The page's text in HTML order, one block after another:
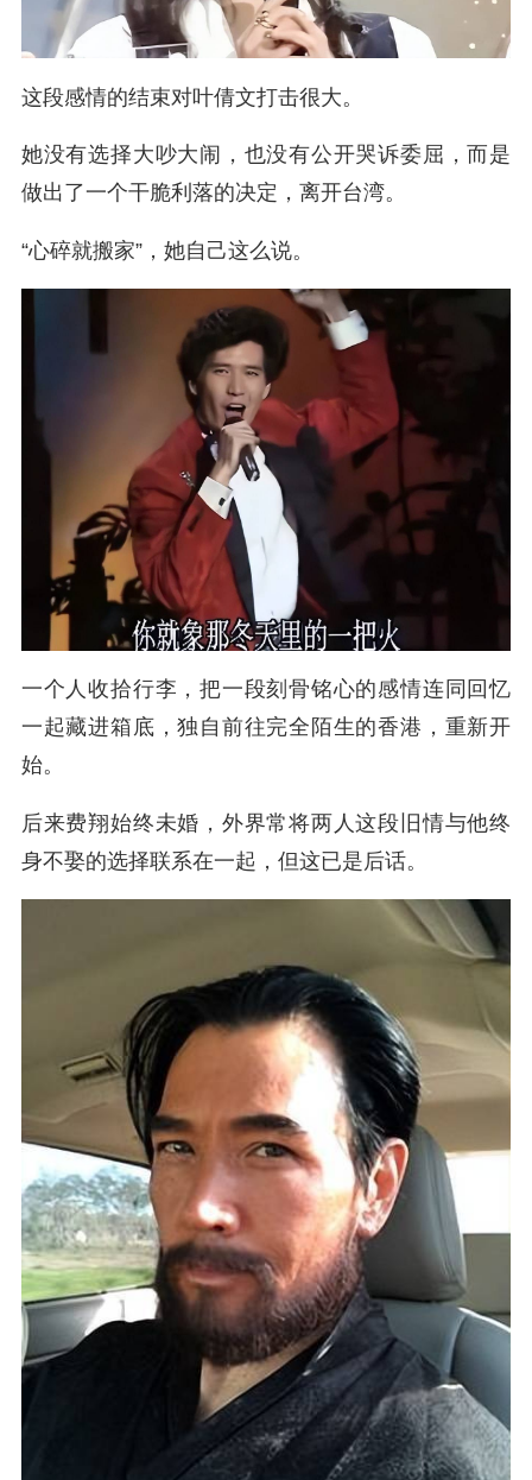
这段感情的结束对叶倩文打击很大。
她没有选择大吵大闹，也没有公开哭诉委屈，而是
做出了一个干脆利落的决定，离开台湾。
“心碎就搬家”，她自己这么说。
一个人收拾行李，把一段刻骨铭心的感情连同回忆
一起藏进箱底，独自前往完全陌生的香港，重新开
始。
后来费翔始终未婚，外界常将两人这段旧情与他终
身不娶的选择联系在一起，但这已是后话。